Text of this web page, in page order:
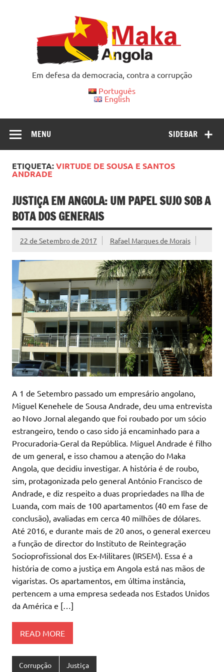
Em defesa da democracia, contra a corrupção
Português
English
SIDEBAR
MENU
ETIQUETA:VIRTUDE DE SOUSA E SANTOS
ANDRADE
JUSTIÇA EM ANGOLA: UM PAPEL SUJO SOB A
BOTA DOS GENERAIS
22 de Setembro de 2017 Rafael Marques de Morais
A 1 de Setembro passado um empresário angolano,
Miguel Kenehele de Sousa Andrade, deu uma entrevista
ao Novo Jornal alegando que foi roubado por um sócio
estrangeiro, tendo o caso sido já encaminhado para a
Procuradoria-Geral da República. Miguel Andrade é filho
de um general, e isso chamou a atenção do Maka
Angola, que decidiu investigar. A história é de roubo,
sim, protagonizada pelo general António Francisco de
Andrade, e diz respeito a duas propriedades na Ilha de
Luanda, com mais de 100 apartamentos (40 em fase de
conclusão), avaliadas em cerca 40 milhões de dólares.
Até 2016, e durante mais de 20 anos, o general exerceu
a função de director do Instituto de Reintegração
Socioprofissional dos Ex-Militares (IRSEM). Essa é a
história de como a justiça em Angola está nas mãos de
vigaristas. Os apartamentos, em última instância,
pertencem a uma empresa sedeada nos Estados Unidos
da América e […]
READ MORE
Corrupção Justiça